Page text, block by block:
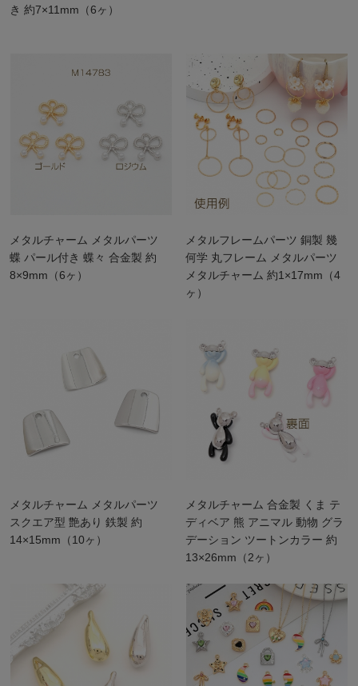
き 約7×11mm（6ヶ）
メタルチャーム メタルパーツ
蝶 パール付き 蝶々 合金製 約
8×9mm（6ヶ）
メタルフレームパーツ 銅製 幾
何学 丸フレーム メタルパーツ
メタルチャーム 約1×17mm（4
ヶ）
メタルチャーム メタルパーツ
スクエア型 艶あり 鉄製 約
14×15mm（10ヶ）
メタルチャーム 合金製 くま テ
ディベア 熊 アニマル 動物 グラ
デーション ツートンカラー 約
13×26mm（2ヶ）